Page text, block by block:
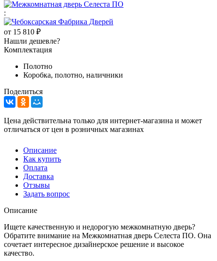
:
от 15 810 ₽
Нашли дешевле?
Комплектация
Полотно
Коробка, полотно, наличники
Поделиться
Цена действительна только для интернет-магазина и может
отличаться от цен в розничных магазинах
Описание
Как купить
Оплата
Доставка
Отзывы
Задать вопрос
Описание
Ищете качественную и недорогую межкомнатную дверь?
Обратите внимание на Межкомнатная дверь Селеста ПО. Она
сочетает интересное дизайнерское решение и высокое
качество.